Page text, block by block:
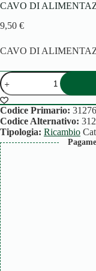
CAVO DI
9,50 €
CAVO DI
CAVO
DI
ALIMENTAZIONE
TM21
quantità
Codice Primario: 31276
Codice Alternativo:
Tipologia: Ricambio